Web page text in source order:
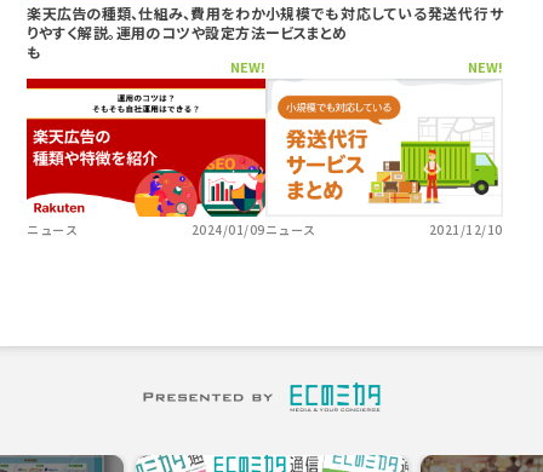
楽天広告の種類、仕組み、費用をわか
りやすく解説。運用のコツや設定方法
も
NEW!
ニュース 2024/01/09
小規模でも対応している発送代行サ
ービスまとめ
NEW!
ニュース 2021/12/10